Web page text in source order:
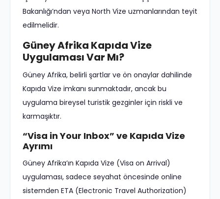
Bakanlığı’ndan veya North Vize uzmanlarından teyit
edilmelidir.
Güney Afrika Kapıda Vize
Uygulaması Var Mı?
Güney Afrika, belirli şartlar ve ön onaylar dahilinde
Kapıda Vize imkanı sunmaktadır, ancak bu
uygulama bireysel turistik gezginler için riskli ve
karmaşıktır.
“Visa in Your Inbox” ve Kapıda Vize
Ayrımı
Güney Afrika’ın Kapıda Vize (Visa on Arrival)
uygulaması, sadece seyahat öncesinde online
sistemden ETA (Electronic Travel Authorization)